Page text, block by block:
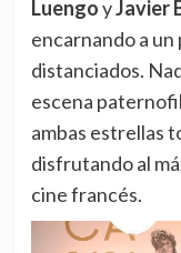
LuengoyJavier
encarnando a
distanciados.
escena
ambas estrellas
disfrutando al
cine francés.